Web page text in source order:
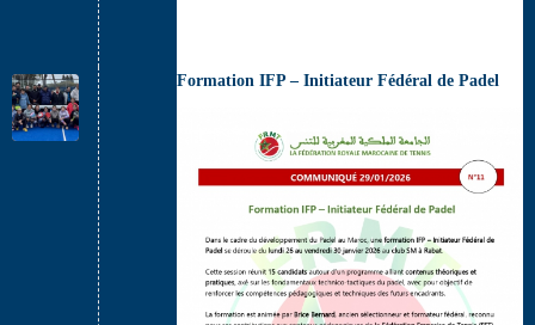
Formation IFP – Initiateur Fédéral de Padel